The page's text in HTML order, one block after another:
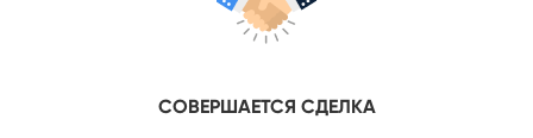
СОВЕРШАЕТСЯ СДЕЛКА